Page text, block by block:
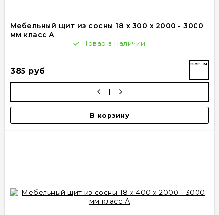
Мебельный щит из сосны 18 х 300 х 2000 - 3000
мм класс А
Товар в наличии
385 руб
пог. м
В корзину